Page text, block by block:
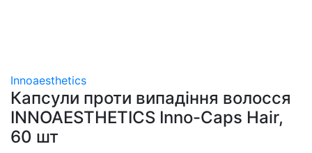
Innoaesthetics
Капсули проти випадіння волосся
INNOAESTHETICS Inno-Caps Hair,
60 шт